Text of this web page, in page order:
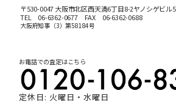
〒530-0047 大阪市北区西天満6丁目8-2ヤノシゲビル
TEL 06-6362-0677FAX 06-6362-0688
大阪府知事（3）第58184号
お電話での査定はこちら
定休日: 火曜日・水曜日